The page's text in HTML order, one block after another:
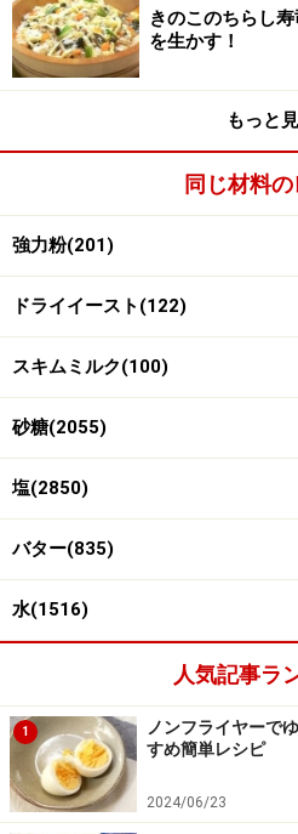
3
3～5分こねる
手でこねたり、叩きつけたり
れがよくなったら形を丸く整え
きのこのちらし
を生かす！
もっと
同じ材料
強力粉(201)
ドライイースト(122)
スキムミルク(100)
砂糖(2055)
塩(2850)
バター(835)
水(1516)
人気記事ラ
1
ノンフライヤーで
すめ簡単レシピ
2024/06/23